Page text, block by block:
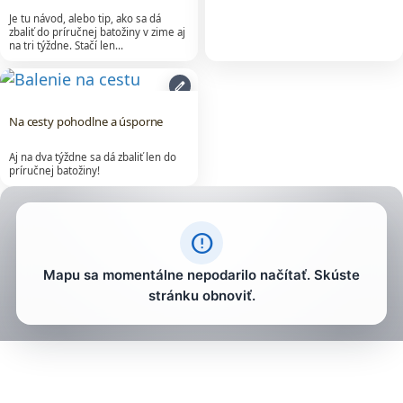
Je tu návod, alebo tip, ako sa dá
zbaliť do príručnej batožiny v zime aj
na tri týždne. Stačí len…
edit
Na cesty pohodlne a úsporne
Aj na dva týždne sa dá zbaliť len do
príručnej batožiny!
error_outline
Mapu sa momentálne nepodarilo načítať. Skúste
stránku obnoviť.